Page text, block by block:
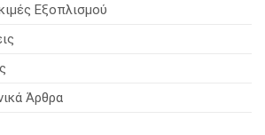
Εξοπλισμού
Άρθρα